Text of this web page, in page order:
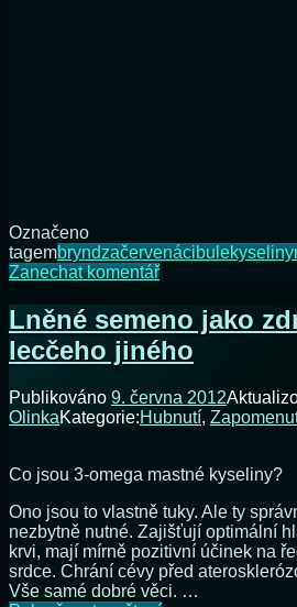
Označeno
tagembryndzačervenácibulekyseliny
Zanechat komentářna
brynzová
pomazánka
Lněné semeno jako
lecčeho jiného
Publikováno 9. června 2012
OlinkaKategorie:Hubnutí,
Co jsou 3-omega mastné kyseliny?
Ono jsou to vlastně tuky. Ale ty
nezbytně nutné. Zajišťují optimální
krvi, mají mírně pozitivní účinek na
srdce. Chrání cévy před
Vše samé dobré věci. …